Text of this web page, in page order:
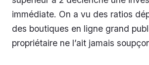
immédiate. On a vu des ratios
des boutiques en ligne grand
propriétaire ne l’ait jamais